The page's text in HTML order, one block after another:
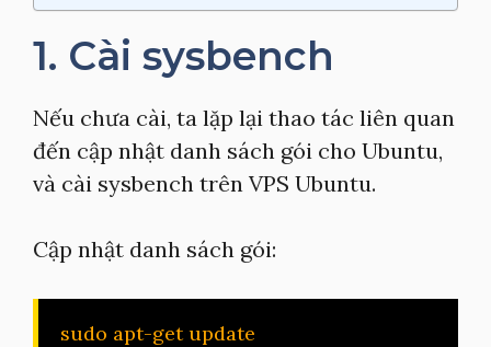
1. Cài sysbench
Nếu chưa cài, ta lặp lại thao tác liên quan
đến cập nhật danh sách gói cho Ubuntu,
và cài sysbench trên VPS Ubuntu.
Cập nhật danh sách gói:
sudo apt-get update